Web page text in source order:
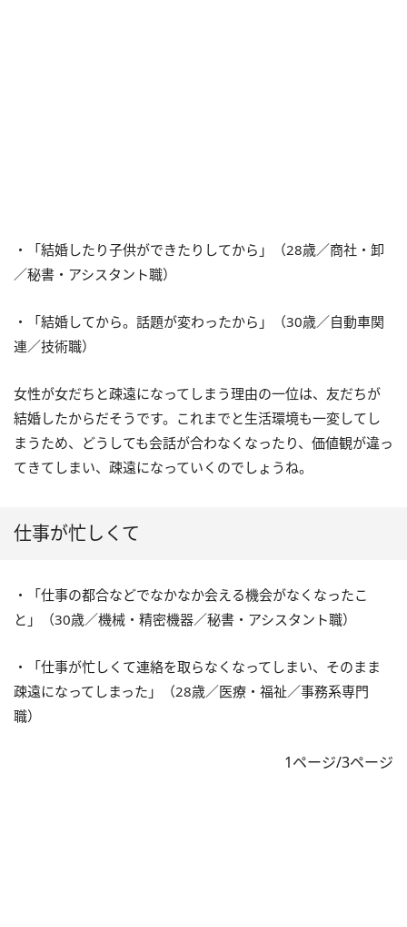
・「結婚したり子供ができたりしてから」（28歳／商社・卸
／秘書・アシスタント職）
・「結婚してから。話題が変わったから」（30歳／自動車関
連／技術職）
女性が女だちと疎遠になってしまう理由の一位は、友だちが
結婚したからだそうです。これまでと生活環境も一変してし
まうため、どうしても会話が合わなくなったり、価値観が違っ
てきてしまい、疎遠になっていくのでしょうね。
仕事が忙しくて
・「仕事の都合などでなかなか会える機会がなくなったこ
と」（30歳／機械・精密機器／秘書・アシスタント職）
・「仕事が忙しくて連絡を取らなくなってしまい、そのまま
疎遠になってしまった」（28歳／医療・福祉／事務系専門
職）
1ページ/3ページ